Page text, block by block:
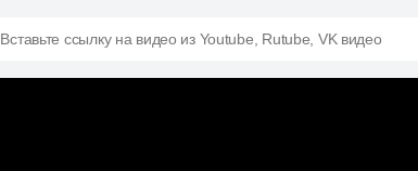
Вставьте ссылку на видео из Youtube, Rutube, VK видео